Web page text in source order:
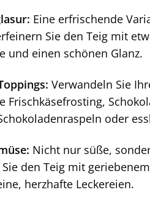
Eine erfrischende
Sie den Teig mit
und einen schönen Glanz.
Verwandeln Sie
Frischkäsefrosting,
oder
Nicht nur süße,
den Teig mit
herzhafte Leckereien.